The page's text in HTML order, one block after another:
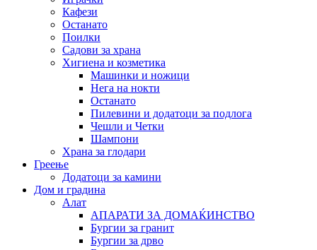
Кафези
Останато
Поилки
Садови за храна
Хигиена и козметика
Машинки и ножици
Нега на нокти
Останато
Пилевини и додатоци за подлога
Чешли и Четки
Шампони
Храна за глодари
Греење
Додатоци за камини
Дом и градина
Алат
АПАРАТИ ЗА ДОМАЌИНСТВО
Бургии за гранит
Бургии за дрво